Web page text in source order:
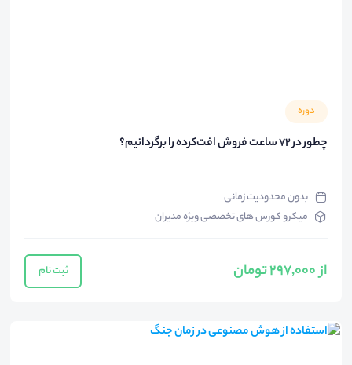
دوره
چطور در ۷۲ ساعت فروش افت‌کرده را برگردانیم؟
بدون محدودیت زمانی
میکرو کورس های تخصصی ویژه مدیران
از 297,000 تومان ثبت نام